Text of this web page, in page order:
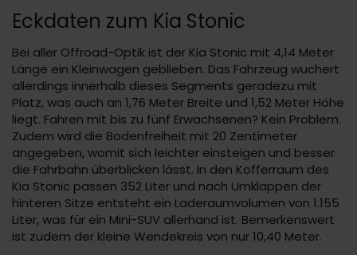
Eckdaten zum Kia Stonic
Bei aller Offroad-Optik ist der Kia Stonic mit 4,14 Meter
Länge ein Kleinwagen geblieben. Das Fahrzeug wuchert
allerdings innerhalb dieses Segments geradezu mit
Platz, was auch an 1,76 Meter Breite und 1,52 Meter Höhe
liegt. Fahren mit bis zu fünf Erwachsenen? Kein Problem.
Zudem wird die Bodenfreiheit mit 20 Zentimeter
angegeben, womit sich leichter einsteigen und besser
die Fahrbahn überblicken lässt. In den Kofferraum des
Kia Stonic passen 352 Liter und nach Umklappen der
hinteren Sitze entsteht ein Laderaumvolumen von 1.155
Liter, was für ein Mini-SUV allerhand ist. Bemerkenswert
ist zudem der kleine Wendekreis von nur 10,40 Meter.